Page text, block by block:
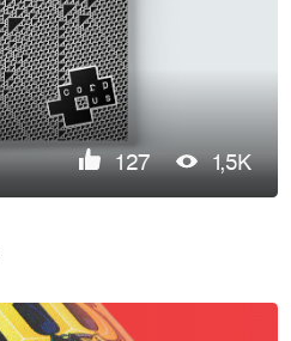
127 1,5K